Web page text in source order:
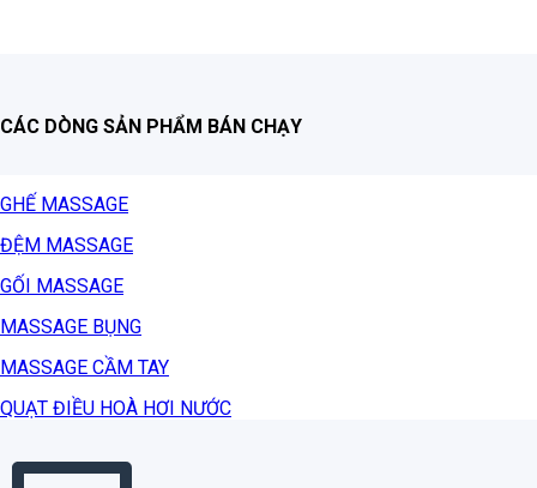
CÁC DÒNG SẢN PHẨM BÁN CHẠY
GHẾ MASSAGE
ĐỆM MASSAGE
GỐI MASSAGE
MASSAGE BỤNG
MASSAGE CẦM TAY
QUẠT ĐIỀU HOÀ HƠI NƯỚC